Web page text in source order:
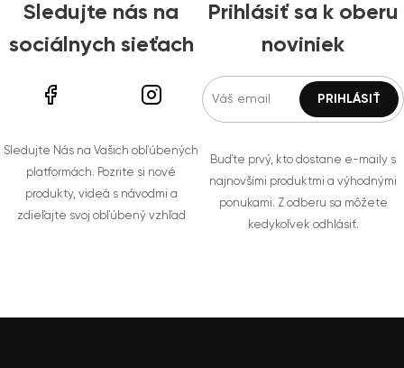
Sledujte nás na
sociálnych sieťach
Sledujte Nás na Vašich obľúbených
platformách. Pozrite si nové
produkty, videá s návodmi a
zdieľajte svoj obľúbený vzhľad
Prihlásiť sa k oberu
noviniek
Buďte prvý, kto dostane e-maily s
najnovšími produktmi a výhodnými
ponukami. Z odberu sa môžete
kedykoľvek odhlásiť.